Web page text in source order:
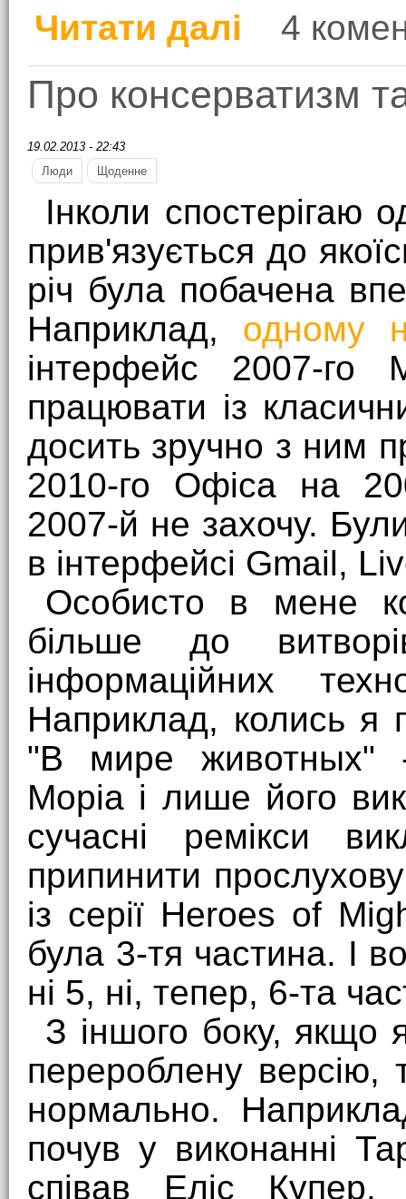
Читати далі
про Діалог
4
Про консерватизм
19.02.2013 - 22:43
Люди
Щоденне
Інколи спостерігаю
прив'язується до
річ була побачена
Наприклад, одному
інтерфейс 2007-
працювати із
досить зручно з ним
2010-го Офіса на
2007-й не захочу.
в інтерфейсі Gmail,
Особисто в мене
більше до
інформаційних
Наприклад, колись я
"В мире животных"
Моріа і лише його
сучасні ремікси
припинити
із серії Heroes of
була 3-тя частина. І
ні 5, ні, тепер, 6-та
З іншого боку,
перероблену версію,
нормально.
почув у виконанні
співав Еліс Купер.